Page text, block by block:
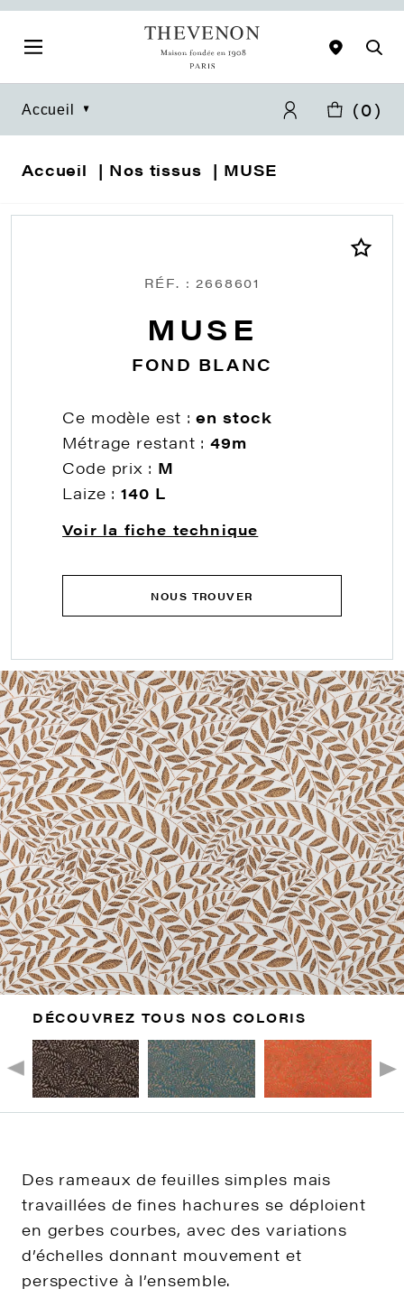
Accueil (0)
Accueil Nos tissus MUSE
RÉF. : 2668601
MUSE
FOND BLANC
Ce modèle est :en stock
Métrage restant :49m
Code prix : M
Laize :140 L
Voir la fiche technique
NOUS TROUVER
DÉCOUVREZ TOUS NOS COLORIS
Des rameaux de feuilles simples mais
travaillées de fines hachures se déploient
en gerbes courbes, avec des variations
d’échelles donnant mouvement et
perspective à l’ensemble.